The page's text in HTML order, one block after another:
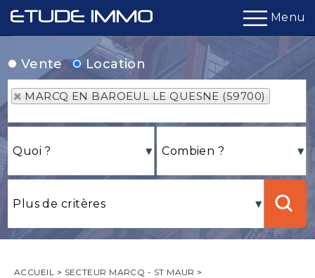
Menu
Vente Location
MARCQ EN BAROEUL LE QUESNE (59700)
ACCUEIL > SECTEUR MARCQ - ST MAUR >